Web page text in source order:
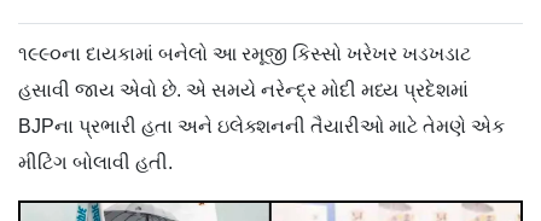
૧૯૯૦ના દાયકામાં બનેલો આ રમૂજી કિસ્સો ખરેખર ખડખડાટ
હસાવી જાય એવો છે. એ સમયે નરેન્દ્ર મોદી મધ્ય પ્રદેશમાં
BJPના પ્રભારી હતા અને ઇલેક્શનની તૈયારીઓ માટે તેમણે એક
મીટિંગ બોલાવી હતી.